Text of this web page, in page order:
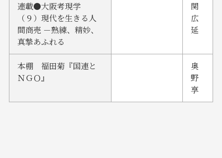
連載●大阪考現学
（９）現代を生きる人
間商売 －熟練、精妙、
真摯あふれる
関
広
延
本棚 福田菊『国連と
ＮＧＯ』
奥
野
享